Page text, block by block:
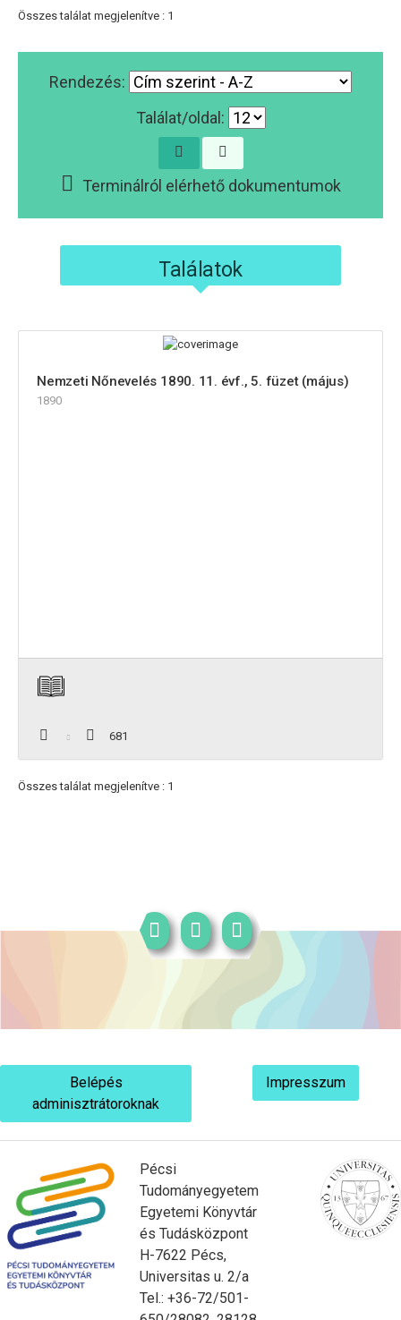
Összes találat megjelenítve : 1
Rendezés:
Találat/oldal:
Terminálról elérhető dokumentumok
Találatok
Nemzeti Nőnevelés 1890. 11. évf., 5. füzet (május)
1890
681
Összes találat megjelenítve : 1
Belépés
adminisztrátoroknak
Impresszum
Pécsi
Tudományegyetem
Egyetemi Könyvtár
és Tudásközpont
H-7622 Pécs,
Universitas u. 2/a
Tel.: +36-72/501-